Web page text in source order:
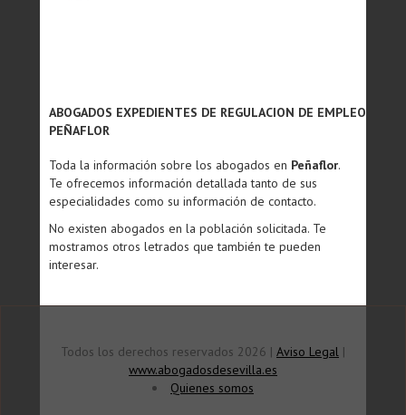
ABOGADOS EXPEDIENTES DE REGULACION DE EMPLEO
PEÑAFLOR
Toda la información sobre los abogados en Peñaflor.
Te ofrecemos información detallada tanto de sus
especialidades como su información de contacto.
No existen abogados en la población solicitada. Te
mostramos otros letrados que también te pueden
interesar.
Todos los derechos reservados 2026 | Aviso Legal |
www.abogadosdesevilla.es
Quienes somos